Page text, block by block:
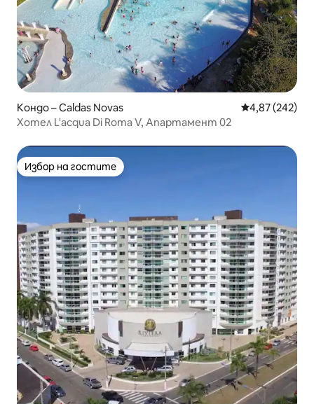
Кондо – Caldas Novas Средна
4,87 (242)
Хотел L'acqua Di Roma V, Апартамент 02
Избор на гостите
Избор на гостите